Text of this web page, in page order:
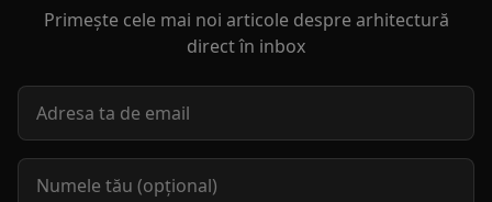
Primește cele mai noi articole despre arhitectură
direct în inbox